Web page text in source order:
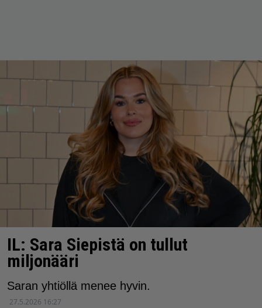
IL: Sara Siepistä on tullut
miljonääri
Saran yhtiöllä menee hyvin.
27.5.2026 16:27